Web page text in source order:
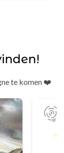
te komen ❤️